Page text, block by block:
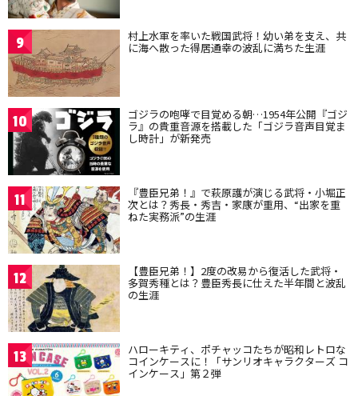
9 村上水軍を率いた戦国武将！幼い弟を支え、共
に海へ散った得居通幸の波乱に満ちた生涯
10 ゴジラの咆哮で目覚める朝…1954年公開『ゴジ
ラ』の貴重音源を搭載した「ゴジラ音声目覚ま
し時計」が新発売
11 『豊臣兄弟！』で萩原護が演じる武将・小堀正
次とは？秀長・秀吉・家康が重用、“出家を重
ねた実務派”の生涯
12 【豊臣兄弟！】2度の改易から復活した武将・
多賀秀種とは？豊臣秀長に仕えた半年間と波乱
の生涯
13 ハローキティ、ポチャッコたちが昭和レトロな
コインケースに！「サンリオキャラクターズ コ
インケース」第２弾